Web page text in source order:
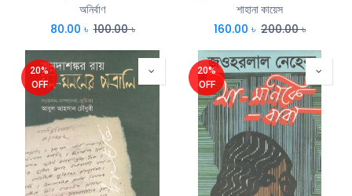
অনির্বাণ
80.00 ৳ 100.00৳
শাহানা কায়েস
160.00 ৳ 200.00৳
20%
OFF
20%
OFF